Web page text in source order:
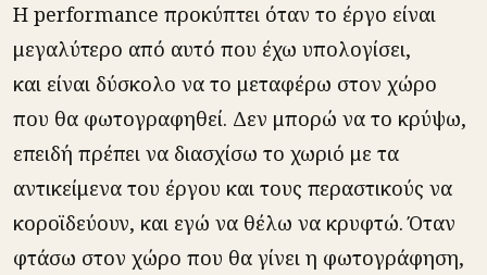
Η performance προκύπτει όταν το έργο είναι
μεγαλύτερο από αυτό που έχω υπολογίσει,
και είναι δύσκολο να το μεταφέρω στον χώρο
που θα φωτογραφηθεί. Δεν μπορώ να το κρύψω,
επειδή πρέπει να διασχίσω το χωριό με τα
αντικείμενα του έργου και τους περαστικούς να
κοροϊδεύουν, και εγώ να θέλω να κρυφτώ. Όταν
φτάσω στον χώρο που θα γίνει η φωτογράφηση,